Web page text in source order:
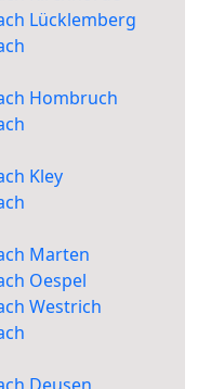
Lücklemberg
Hombruch
Kley
Marten
Oespel
Westrich